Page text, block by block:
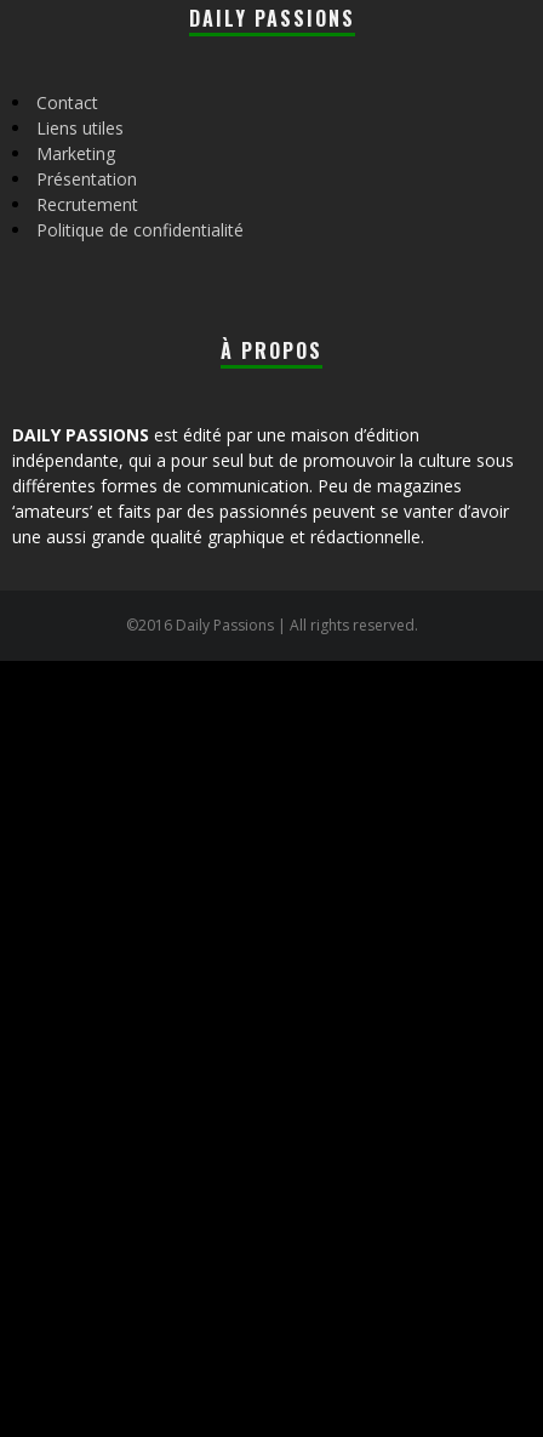
DAILY PASSIONS
Contact
Liens utiles
Marketing
Présentation
Recrutement
Politique de confidentialité
À PROPOS
DAILY PASSIONS est édité par une maison d’édition
indépendante, qui a pour seul but de promouvoir la culture sous
différentes formes de communication. Peu de magazines
‘amateurs’ et faits par des passionnés peuvent se vanter d’avoir
une aussi grande qualité graphique et rédactionnelle.
©2016 Daily Passions | All rights reserved.